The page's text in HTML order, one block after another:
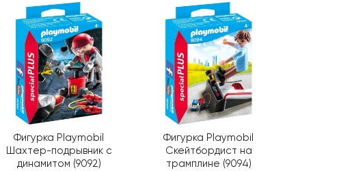
Фигурка Playmobil
Шахтер-подрывник с
динамитом (9092)
Фигурка Playmobil
Скейтбордист на
трамплине (9094)